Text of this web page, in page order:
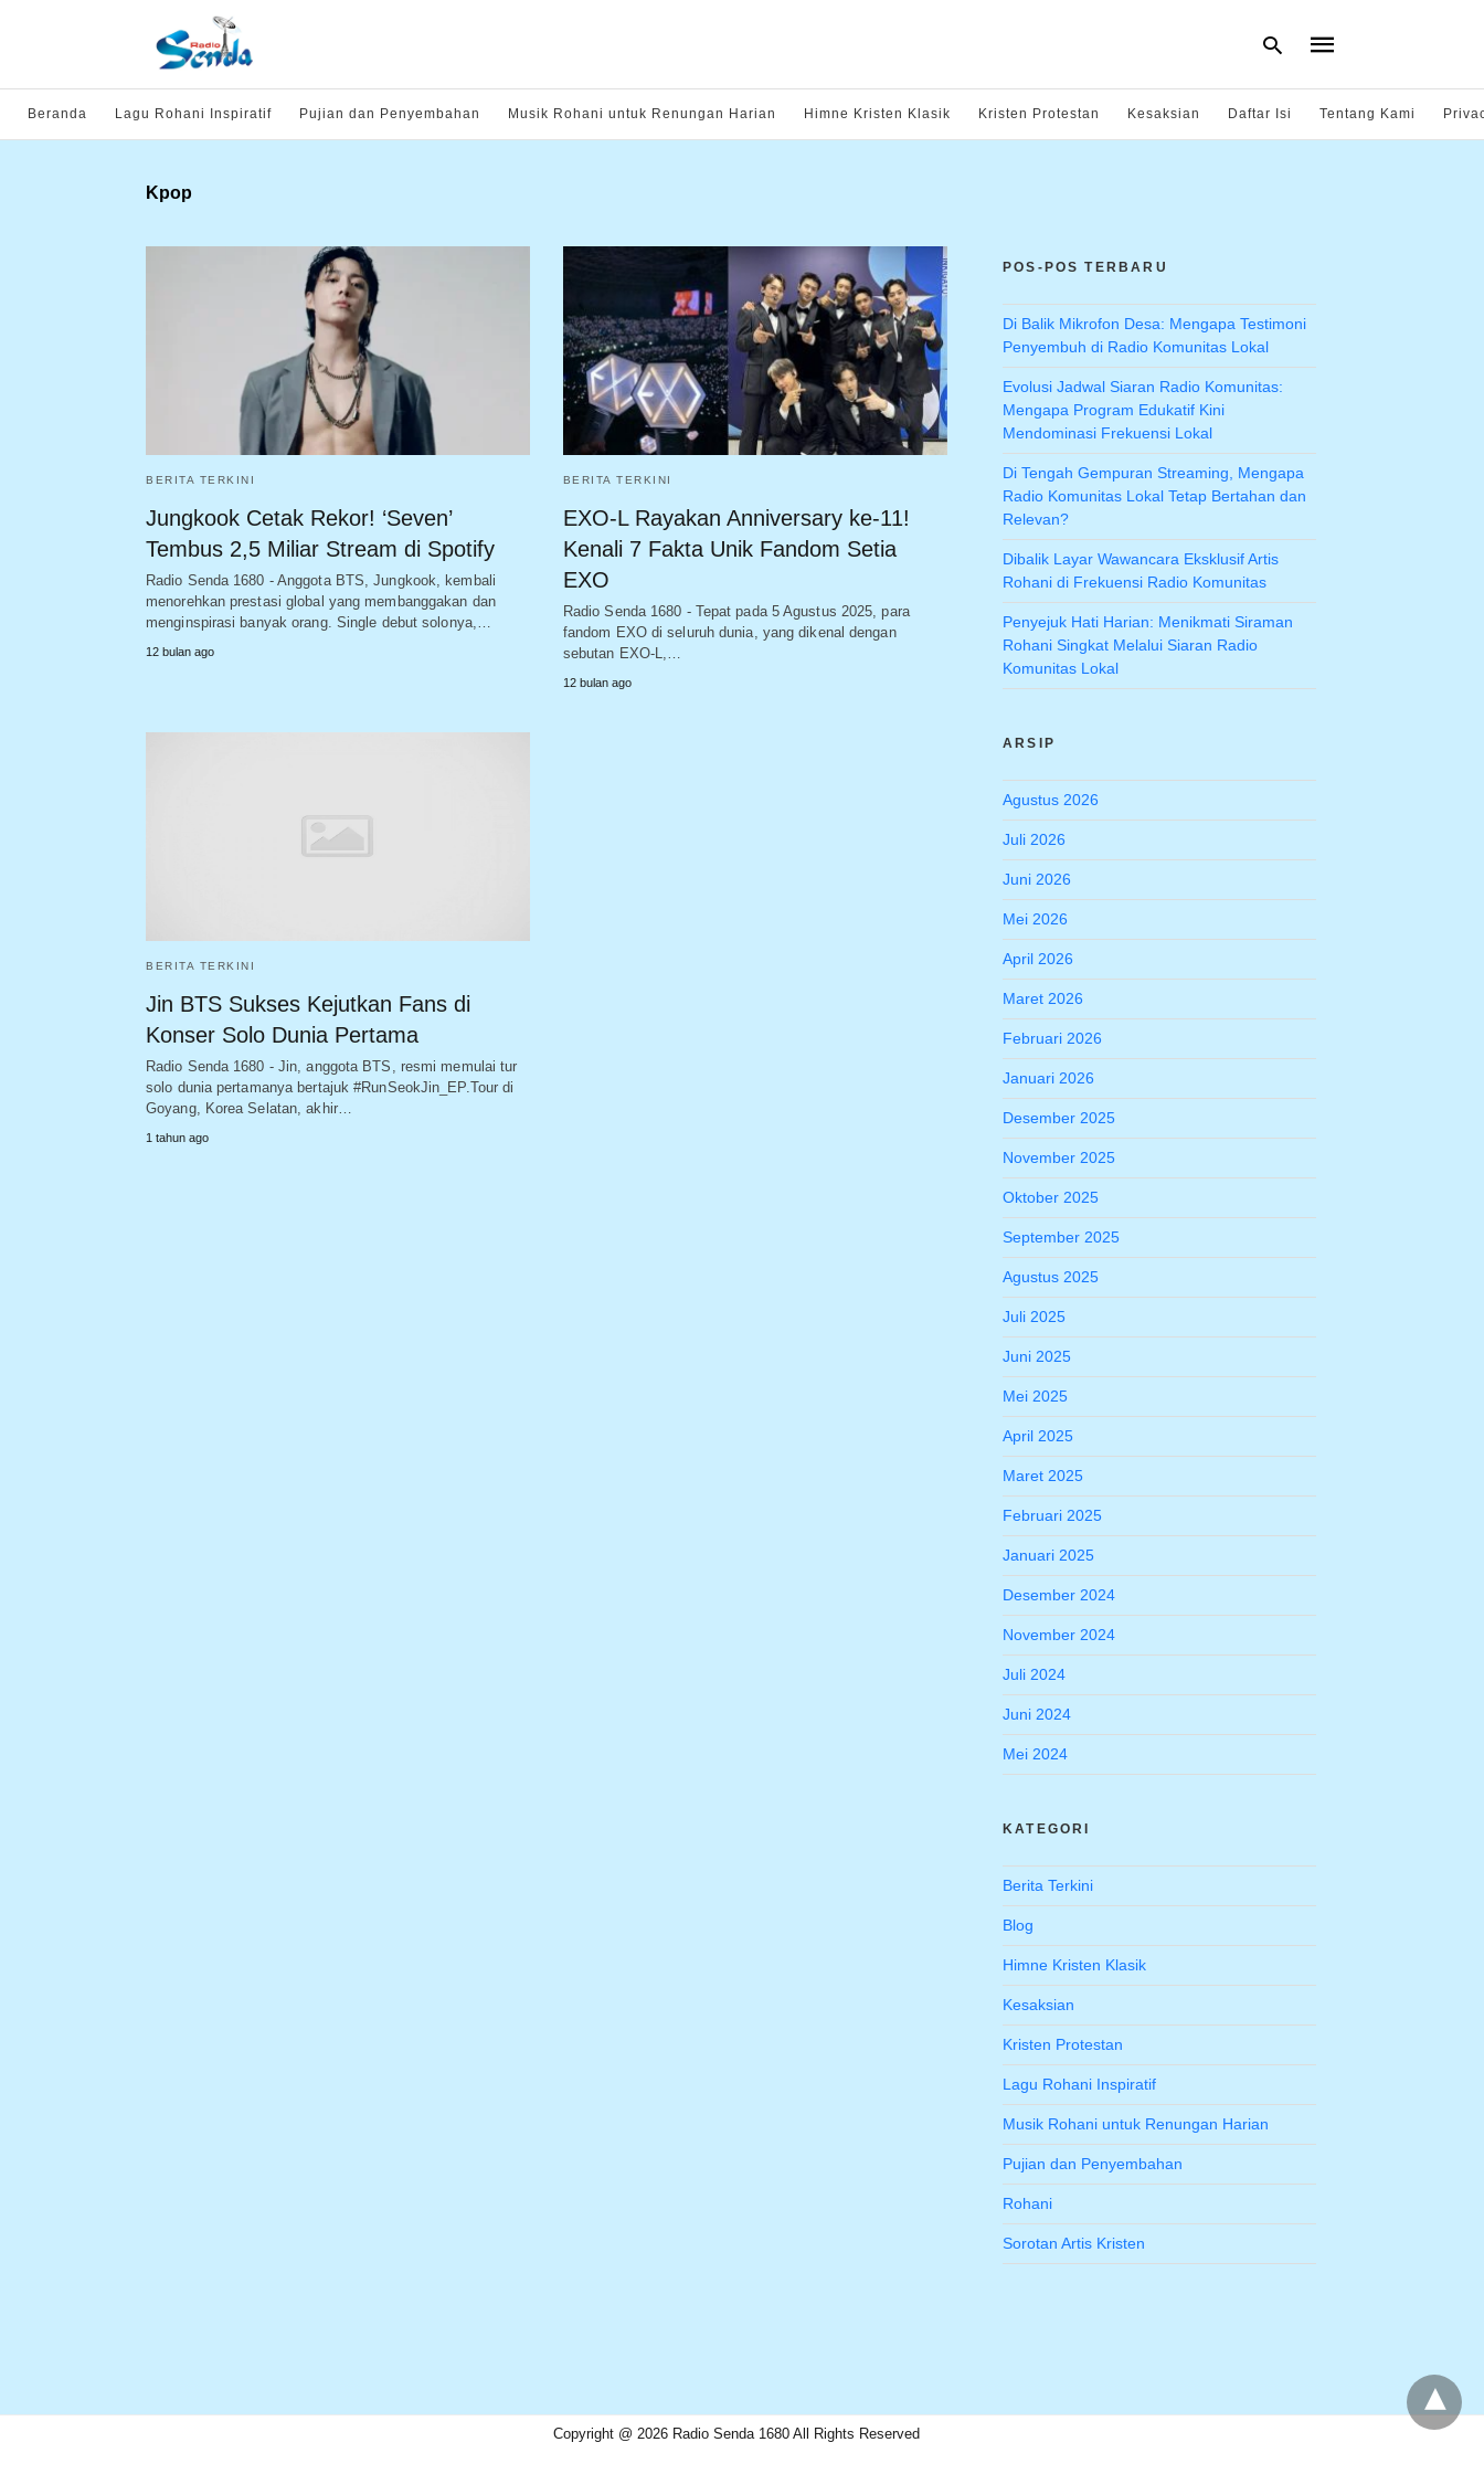
Beranda Lagu Rohani Inspiratif Pujian dan Penyembahan Musik Rohani untuk Renungan Harian Himne Kristen Klasik Kristen Protestan Kesaksian Daftar Isi Tentang Kami
Kpop
BERITA TERKINI
Jungkook Cetak Rekor! ‘Seven’
Tembus 2,5 Miliar Stream di Spotify
Radio Senda 1680 - Anggota BTS, Jungkook, kembali
menorehkan prestasi global yang membanggakan dan
menginspirasi banyak orang. Single debut solonya,…
12 bulan ago
BERITA TERKINI
EXO-L Rayakan Anniversary ke-11!
Kenali 7 Fakta Unik Fandom Setia
EXO
Radio Senda 1680 - Tepat pada 5 Agustus 2025, para
fandom EXO di seluruh dunia, yang dikenal dengan
sebutan EXO-L,…
12 bulan ago
BERITA TERKINI
Jin BTS Sukses Kejutkan Fans di
Konser Solo Dunia Pertama
Radio Senda 1680 - Jin, anggota BTS, resmi memulai tur
solo dunia pertamanya bertajuk #RunSeokJin_EP.Tour di
Goyang, Korea Selatan, akhir…
1 tahun ago
POS-POS TERBARU
Di Balik Mikrofon Desa: Mengapa Testimoni
Penyembuh di Radio Komunitas Lokal
Evolusi Jadwal Siaran Radio Komunitas:
Mengapa Program Edukatif Kini
Mendominasi Frekuensi Lokal
Di Tengah Gempuran Streaming, Mengapa
Radio Komunitas Lokal Tetap Bertahan dan
Relevan?
Dibalik Layar Wawancara Eksklusif Artis
Rohani di Frekuensi Radio Komunitas
Penyejuk Hati Harian: Menikmati Siraman
Rohani Singkat Melalui Siaran Radio
Komunitas Lokal
ARSIP
Agustus 2026
Juli 2026
Juni 2026
Mei 2026
April 2026
Maret 2026
Februari 2026
Januari 2026
Desember 2025
November 2025
Oktober 2025
September 2025
Agustus 2025
Juli 2025
Juni 2025
Mei 2025
April 2025
Maret 2025
Februari 2025
Januari 2025
Desember 2024
November 2024
Juli 2024
Juni 2024
Mei 2024
KATEGORI
Berita Terkini
Blog
Himne Kristen Klasik
Kesaksian
Kristen Protestan
Lagu Rohani Inspiratif
Musik Rohani untuk Renungan Harian
Pujian dan Penyembahan
Rohani
Sorotan Artis Kristen
Copyright @ 2026 Radio Senda 1680 All Rights Reserved